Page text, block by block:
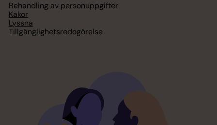
Behandling av personuppgifter
Kakor
Lyssna
Tillgänglighetsredogörelse